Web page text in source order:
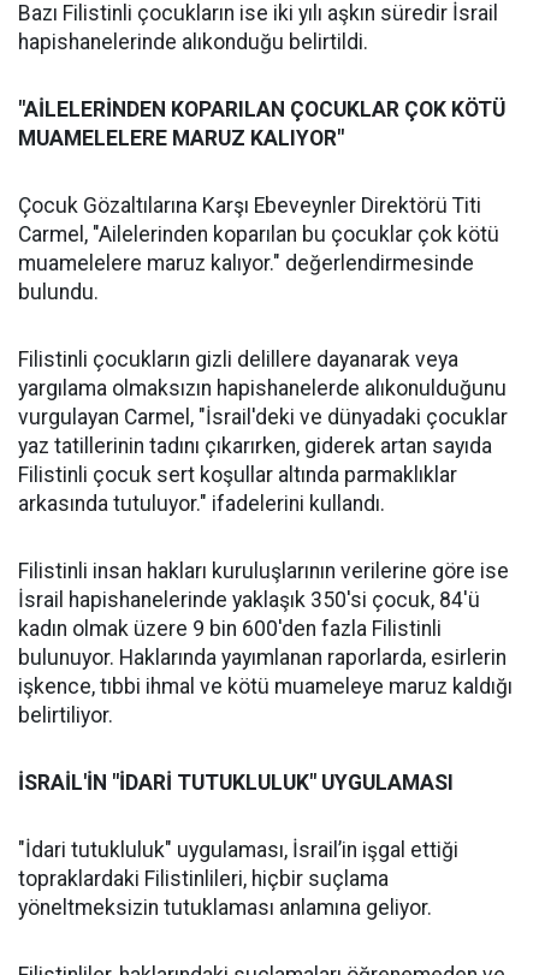
Bazı Filistinli çocukların ise iki yılı aşkın süredir İsrail
hapishanelerinde alıkonduğu belirtildi.
"AİLELERİNDEN KOPARILAN ÇOCUKLAR ÇOK KÖTÜ
MUAMELELERE MARUZ KALIYOR"
Çocuk Gözaltılarına Karşı Ebeveynler Direktörü Titi
Carmel, "Ailelerinden koparılan bu çocuklar çok kötü
muamelelere maruz kalıyor." değerlendirmesinde
bulundu.
Filistinli çocukların gizli delillere dayanarak veya
yargılama olmaksızın hapishanelerde alıkonulduğunu
vurgulayan Carmel, "İsrail'deki ve dünyadaki çocuklar
yaz tatillerinin tadını çıkarırken, giderek artan sayıda
Filistinli çocuk sert koşullar altında parmaklıklar
arkasında tutuluyor." ifadelerini kullandı.
Filistinli insan hakları kuruluşlarının verilerine göre ise
İsrail hapishanelerinde yaklaşık 350'si çocuk, 84'ü
kadın olmak üzere 9 bin 600'den fazla Filistinli
bulunuyor. Haklarında yayımlanan raporlarda, esirlerin
işkence, tıbbi ihmal ve kötü muameleye maruz kaldığı
belirtiliyor.
İSRAİL'İN "İDARİ TUTUKLULUK" UYGULAMASI
"İdari tutukluluk" uygulaması, İsrail’in işgal ettiği
topraklardaki Filistinlileri, hiçbir suçlama
yöneltmeksizin tutuklaması anlamına geliyor.